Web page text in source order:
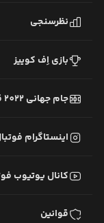
نظرسنجی
بازی اِف کوییز
جام جهانی 2022 قطر
اینستاگرام
کانال یوتیوب
قوانین